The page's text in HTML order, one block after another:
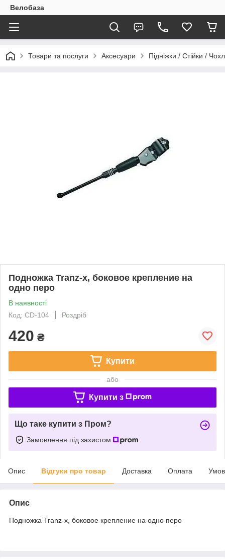
Велобаза
Товари та послуги Аксесуари Підніжки / Стійки /
Подножка Tranz-x, боковое крепление на
одно перо
В наявності
Код: CD-104
Роздріб
420 ₴
Купити
або
Купити з
Що таке купити з Пром?
Замовлення під захистом
Опис Відгуки про товар Доставка Оплата
Опис
Подножка Tranz-x, боковое крепление на одно перо